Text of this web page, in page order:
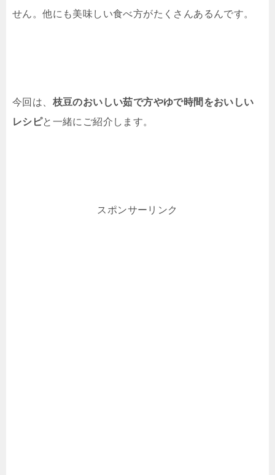
せん。他にも美味しい食べ方がたくさんあるんです。
今回は、 枝豆のおいしい茹で方やゆで時間をおいしい
レシピと一緒にご紹介します。
スポンサーリンク